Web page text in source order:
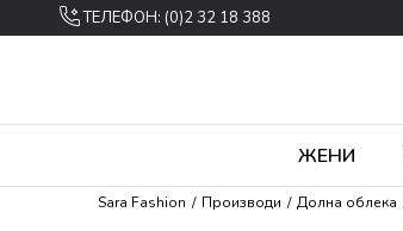
ТЕЛЕФОН: (0)2 32 18 388
ЖЕНИ
Sara Fashion Производи Долна облека